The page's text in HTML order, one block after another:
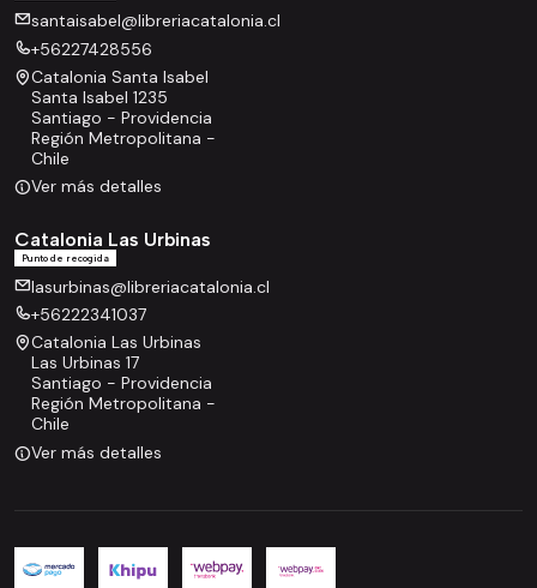
santaisabel@libreriacatalonia.cl
+56227428556
Catalonia Santa Isabel
Santa Isabel 1235
Santiago - Providencia
Región Metropolitana -
Chile
Ver más detalles
Catalonia Las Urbinas
Punto de recogida
lasurbinas@libreriacatalonia.cl
+56222341037
Catalonia Las Urbinas
Las Urbinas 17
Santiago - Providencia
Región Metropolitana -
Chile
Ver más detalles